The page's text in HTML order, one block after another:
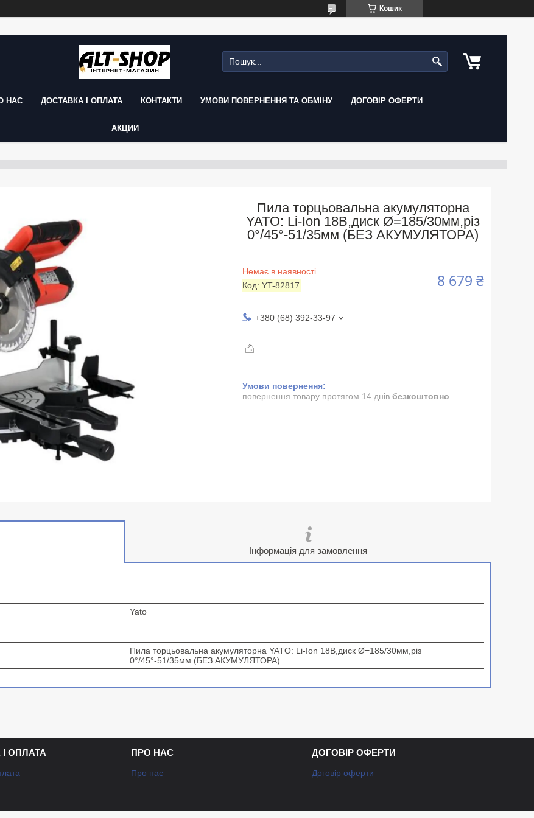
Кошик
НАС ДОСТАВКА І ОПЛАТА КОНТАКТИ УМОВИ ПОВЕРНЕННЯ ТА ОБМІНУ ДОГОВІР ОФЕРТИ
АКЦИИ
Пила торцьовальна акумуляторна
YATO: Li-Ion 18В,диск Ø=185/30мм,різ
0°/45°-51/35мм (БЕЗ АКУМУЛЯТОРА)
Немає в наявності
Код: YT-82817 8 679 ₴
+380 (68) 392-33-97
повернення товару протягом 14 днів безкоштовно
Інформація для замовлення
Yato
Пила торцьовальна акумуляторна YATO: Li-Ion 18В,диск Ø=185/30мм,різ
0°/45°-51/35мм (БЕЗ АКУМУЛЯТОРА)
ОПЛАТА ПРО НАС
Про нас
ДОГОВІР ОФЕРТИ
Договір оферти